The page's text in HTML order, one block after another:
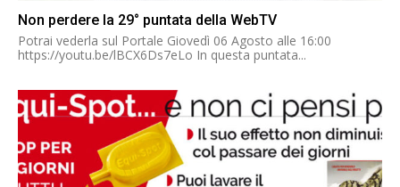
Non perdere la 29° puntata della WebTV
Potrai vederla sul Portale Giovedì 06 Agosto alle 16:00
https://youtu.be/lBCX6Ds7eLo In questa puntata...